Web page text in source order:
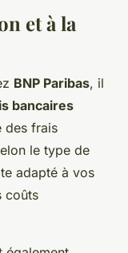
et à la
BNP Paribas, il
bancaires
des frais
le type de
adapté à vos
coûts